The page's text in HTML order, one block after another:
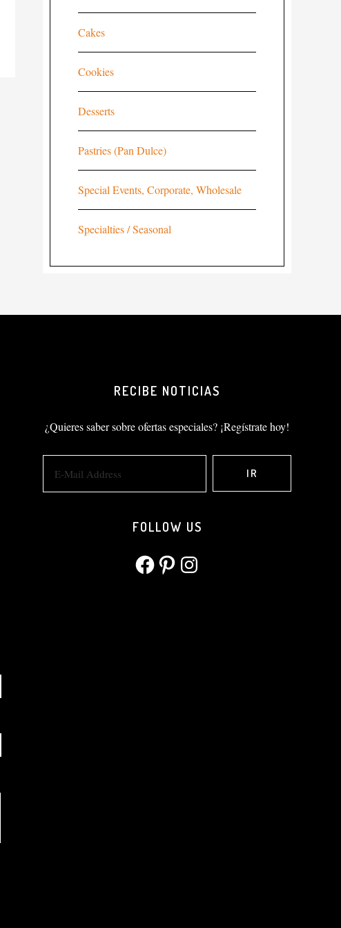
Cakes
Cookies
Desserts
Pastries (Pan Dulce)
Special Events, Corporate, Wholesale
Specialties / Seasonal
RECIBE NOTICIAS
¿Quieres saber sobre ofertas especiales? ¡Regístrate hoy!
FOLLOW US
FacebookPinterestInstagram